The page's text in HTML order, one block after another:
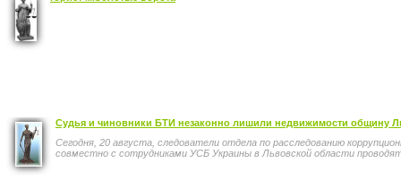
Судья и чиновники БТИ незаконно лишили недвижимости общину
Сегодня, 20 августа, следователи отдела по расследованию
совместно с сотрудниками УСБ Украины в Львовской области